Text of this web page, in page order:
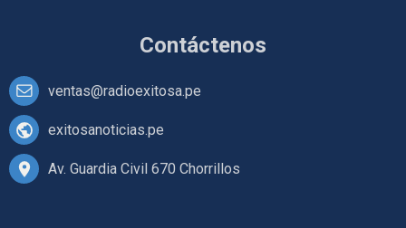
Contáctenos
ventas@radioexitosa.pe
exitosanoticias.pe
Av. Guardia Civil 670 Chorrillos